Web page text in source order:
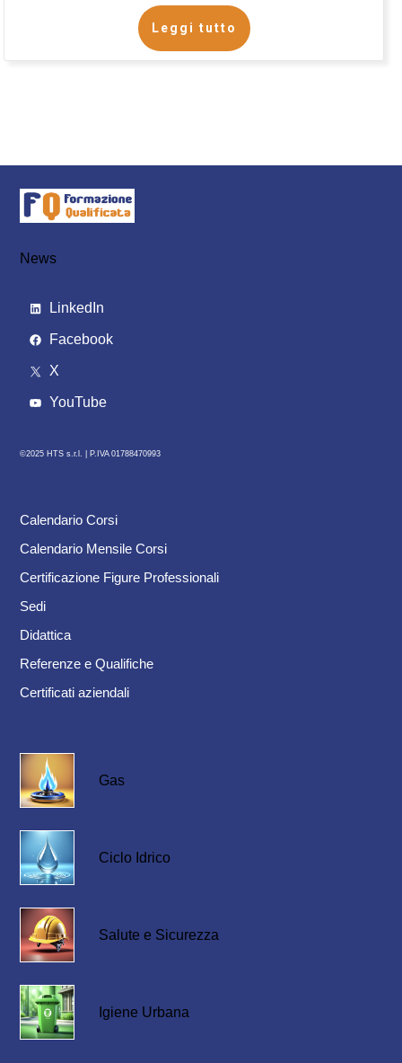
Leggi tutto
News
LinkedIn
Facebook
X
YouTube
©2025 HTS s.r.l. | P.IVA 01788470993
Calendario Corsi
Calendario Mensile Corsi
Certificazione Figure Professionali
Sedi
Didattica
Referenze e Qualifiche
Certificati aziendali
Gas
Ciclo Idrico
Salute e Sicurezza
Igiene Urbana